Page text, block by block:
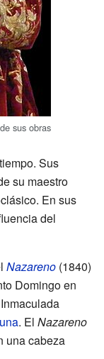
sus obras
Sus
su maestro
En sus
del
Nazareno (1840)
Domingo en
. El Nazareno
una cabeza